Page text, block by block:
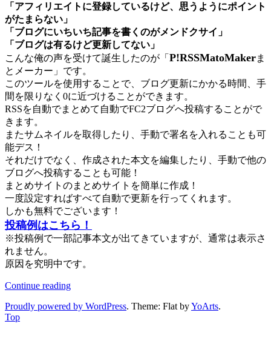
「アフィリエイトに登録しているけど、思うようにポイント
がたまらない」
「ブログにいちいち記事を書くのがメンドクサイ」
「ブログは有るけど更新してない」
こんな俺の声を受けて誕生したのが「 P!RSSMatoMakerま
とメーカー」です。
このツールを使用することで、ブログ更新にかかる時間、手
間を限りなく0に近づけることができます。
RSSを自動でまとめて自動でFC2ブログへ投稿することがで
きます。
またサムネイルを取得したり、手動で署名を入れることも可
能デス！
それだけでなく、作成された本文を編集したり、手動で他の
ブログへ投稿することも可能！
まとめサイトのまとめサイトを簡単に作成！
一度設定すればすべて自動で更新を行ってくれます。
しかも無料でございます！
投稿例はこちら！
※投稿例で一部記事本文が出てきていますが、通常は表示さ
れません。
原因を究明中です。
Continue reading
Proudly powered by WordPress. Theme: Flat byYoArts.
Top